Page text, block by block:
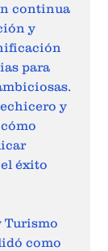
continua
y
para
y
éxito
Turismo
como